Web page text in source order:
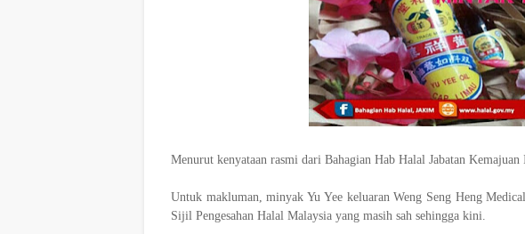
Menurut kenyataan rasmi dari Bahagian Hab Halal Jabatan
Untuk makluman, minyak Yu Yee keluaran Weng Seng Heng
Sijil Pengesahan Halal Malaysia yang masih sah sehingga kini.